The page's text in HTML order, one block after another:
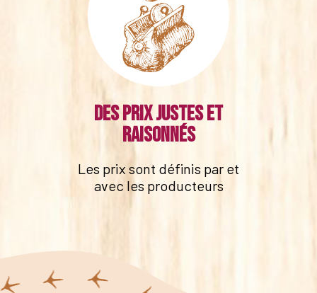
Des prix justes et
raisonnés
Les prix sont définis par et
avec les producteurs